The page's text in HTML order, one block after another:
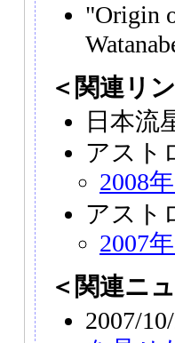
"Origin
＜関連リ
日本流
アスト
2008
アスト
2007
＜関連ニ
2007/